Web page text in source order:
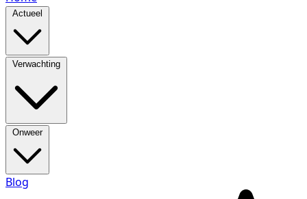
Actueel
Verwachting
Onweer
Blog